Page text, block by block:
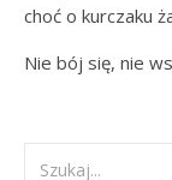
choć o kurczaku
Nie bój się, nie